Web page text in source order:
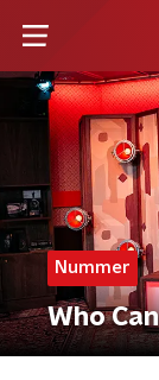
Nummer
Who